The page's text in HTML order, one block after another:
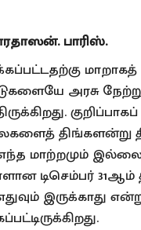
பாரிஸ்.
அரசு
குறிப்பாகப்
திங்களன்று
எந்த மாற்றமும்
டிசெம்பர் 31ஆம்
இருக்காது